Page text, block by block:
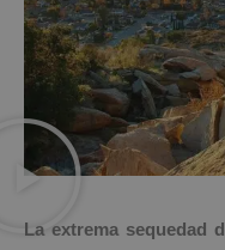
La extrema sequedad